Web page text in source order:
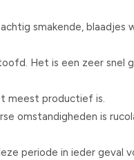
smakende, blaadjes
Het is een zeer snel
meest productief is.
omstandigheden is
periode in ieder geval